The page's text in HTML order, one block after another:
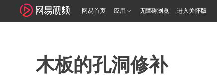
网易首页 应用 无障碍浏览 进入关怀版
木板的孔洞修补